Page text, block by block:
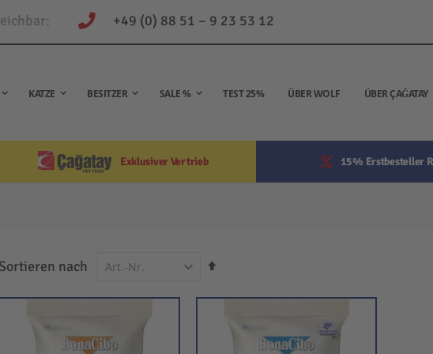
+49 (0) 88 51 – 9 23 53 12
KATZE BESITZER SALE % TEST 25% ÜBER WOLF ÜBER ÇAĞATAY
Exklusiver Vertrieb 15% Erstbesteller
Sortieren nach
In